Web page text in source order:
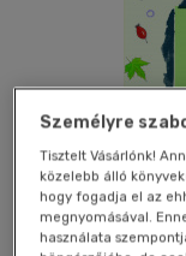
Bolti
Személyre
Tisztelt Vásárlónk!
közelebb álló
hogy fogadja el az
megnyomásával.
használata